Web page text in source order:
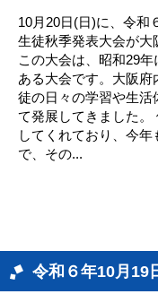
10月20日(日)に、令和
生徒秋季発表大会が大
この大会は、昭和29
ある大会です。大阪
徒の日々の学習や生活
て発展してきました。
してくれており、今
で、その...
令和６年10月